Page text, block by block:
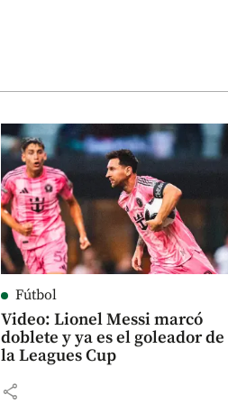
Fútbol
Video: Lionel Messi marcó
doblete y ya es el goleador de
la Leagues Cup
share